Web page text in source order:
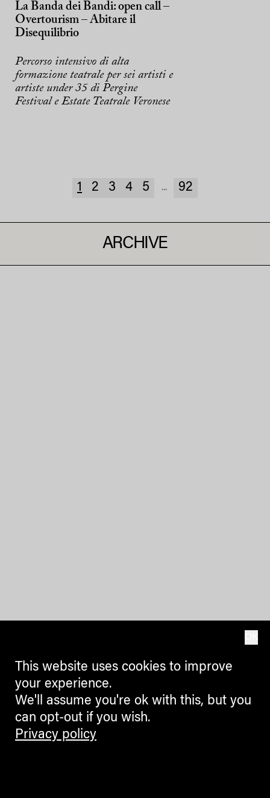
La Banda dei Bandi: open call –
Overtourism – Abitare il
Disequilibrio
Percorso intensivo di alta
formazione teatrale per sei artisti e
artiste under 35 di Pergine
Festival e Estate Teatrale Veronese
1 2 3 4 5 ... 92
ARCHIVE
This website uses cookies to improve
your experience.
We'll assume you're ok with this, but you
can opt-out if you wish.
Privacy policy